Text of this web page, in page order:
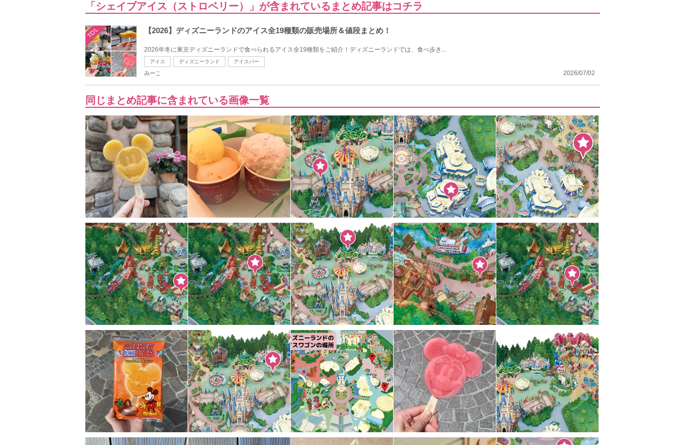
「シェイブアイス（ストロベリー）」が含まれているまとめ記事はコチラ
TDL 【2026】ディズニーランドのアイス全19種類の販売場所＆値段まとめ！
2026年冬に東京ディズニーランドで食べられるアイス全19種類をご紹介！ディズニーランドでは、食べ歩き...
アイス ディズニーランド アイスバー
2026/07/02
みーこ
同じまとめ記事に含まれている画像一覧